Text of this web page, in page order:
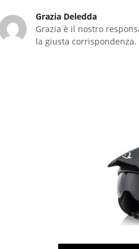
Grazia Deledda
Grazia è il nostro
la giusta